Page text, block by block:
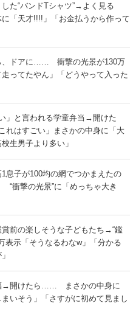
た“バンドTシャツ”→よく見る
天才!!!!」「お金払うから作って
、ドアに…… 衝撃の光景が130万
ってたやん」「どうやって入った
」と言われる学童弁当→開けた
はすごい」まさかの中身に「大
生男子より多い」
息子が100均の網でつかまえたの
衝撃の光景”に「めっちゃ大き
賞前の楽しそうな子どもたち→“鑑
表示「そうなるわなw」「分かる
→開けたら…… まさかの中身に
まいそう」「さすがに初めて見まし